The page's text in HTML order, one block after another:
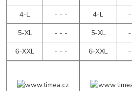
4-L
- - -
5-XL
- - -
6-XXL
- - -
4-L
5-XL
6-XXL